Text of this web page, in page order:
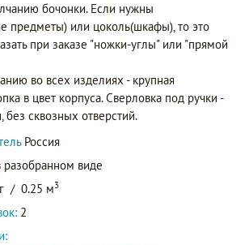
бочонки. Если нужны
предметы) или цоколь(шкафы), то это
при заказе "ножки-углы" или "прямой
во всех изделиях - крупная
в цвет корпуса. Сверловка под ручки -
без сквозных отверстий.
Россия
разобранном виде
/ 0.25 м3
2